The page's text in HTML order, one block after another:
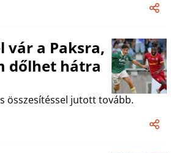
vár a Paksra,
dőlhet hátra
összesítéssel jutott tovább.